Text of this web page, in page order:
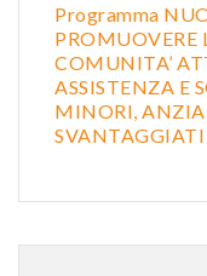
Programma
PROMUOVERE
COMUNITA’
ASSISTENZA E
MINORI,
SVANTAGGIATI